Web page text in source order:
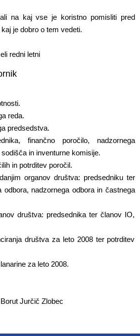
na kaj vse je koristno pomisliti pred
je dobro o tem vedeti.
redni letni
reda.
predsedstva.
finančno poročilo, nadzornega
in inventurne komisije.
in potrditev poročil.
organov društva: predsedniku ter
odbora, nadzornega odbora in častnega
društva: predsednika ter članov IO,
društva za leto 2008 ter potrditev
za leto 2008.
Jurčič Zlobec